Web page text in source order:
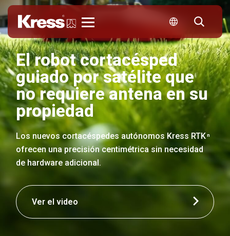
El robot cortacésped
guiado por satélite que
no requiere antena en su
propiedad
Los nuevos cortacéspedes autónomos Kress RTK n
ofrecen una precisión centimétrica sin necesidad
de hardware adicional.
Ver el video